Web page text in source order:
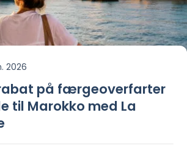
2026
på færgeoverfarter
til Marokko med La